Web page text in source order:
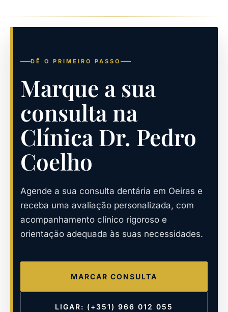
página decontacto. A nossa equipa terá todo o
DÊ O PRIMEIRO PASSO
Marque a sua
consulta na
Clínica Dr. Pedro
Coelho
Agende a sua consulta dentária em Oeiras e
receba uma avaliação personalizada, com
acompanhamento clínico rigoroso e
orientação adequada às suas necessidades.
MARCAR CONSULTA
LIGAR: (+351) 966 012 055